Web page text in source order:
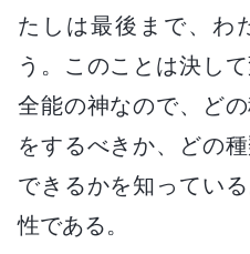
たしは最後まで、わ
う。このことは決し
全能の神なので、ど
をするべきか、どの
できるかを知ってい
性である。